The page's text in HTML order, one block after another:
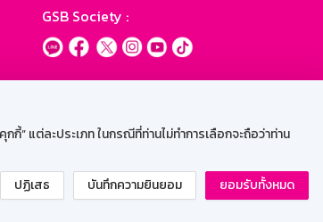
” แต่ละประเภท ในกรณีที่ท่านไม่ทำการเลือกจะถือว่าท่าน
ปฏิเสธ บันทึกความยินยอม ยอมรับทั้งหมด
GSB Society :